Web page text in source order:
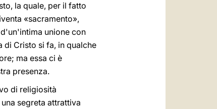
la quale, per il fatto
«sacramento»,
unione con
di Cristo si fa, in qualche
ma essa ci è
presenza.
di religiosità
segreta attrattiva